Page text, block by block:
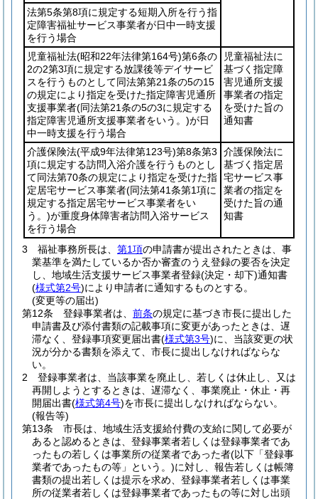
法第5条第8項に規定する短期入所を行う指
定障害福祉サービス事業者が日中一時支援
を行う場合
児童福祉法(昭和22年法律第164号)第6条の
2の2第3項に規定する放課後等デイサービ
スを行うものとして同法第第21条の5の15
の規定により指定を受けた指定障害児通所
支援事業者(同法第21条の5の3に規定する
指定障害児通所支援事業者をいう。)が日
中一時支援を行う場合
児童福祉法に
基づく指定障
害児通所支援
事業者の指定
を受けた旨の
通知書
介護保険法(平成9年法律第123号)第8条第3
項に規定する訪問入浴介護を行うものとし
て同法第70条の規定により指定を受けた指
定居宅サービス事業者(同法第41条第1項に
規定する指定居宅サービス事業者をい
う。)が重度身体障害者訪問入浴サービス
を行う場合
介護保険法に
基づく指定居
宅サービス事
業者の指定を
受けた旨の通
知書
3 福祉事務所長は、 第1項の申請書が提出されたときは、事
業基準を満たしているか否か審査のうえ登録の要否を決定
し、地域生活支援サービス事業者登録(決定・却下)通知書
(様式第2号)により申請者に通知するものとする。
(変更等の届出)
第12条
登録事業者は、 前条の規定に基づき市長に提出した
申請書及び添付書類の記載事項に変更があったときは、遅
滞なく、登録事項変更届出書(様式第3号)に、当該変更の状
況が分かる書類を添えて、市長に提出しなければならな
い。
2
登録事業者は、当該事業を廃止し、若しくは休止し、又は
再開しようとするときは、遅滞なく、事業廃止・休止・再
開届出書(様式第4号)を市長に提出しなければならない。
(報告等)
第13条
市長は、地域生活支援給付費の支給に関して必要が
あると認めるときは、登録事業者若しくは登録事業者であ
ったもの若しくは事業所の従業者であった者(以下「登録事
業者であったもの等」という。)に対し、報告若しくは帳簿
書類の提出若しくは提示を求め、登録事業者若しくは事業
所の従業者若しくは登録事業者であったもの等に対し出頭